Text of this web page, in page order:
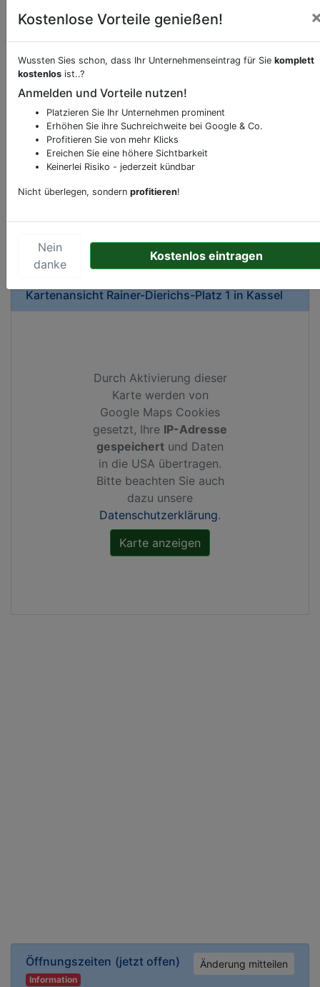
Öffnungszeiten (jetzt offen) Änderung mitteilen
Information
Beschreibung & Services von
Sie möchten eine Beschreibung, Dienstleistung
oder andere relevante Informationen hinzufügen?
Klicken Sie bittehierum uns zu kontaktieren.
Gerne erweitern wir Ihren Firmeneintrag um
Sonderangebote odere besondere Services, die
Ihren Wettbewerbern abheben.
Kartenansicht Rainer-Dierichs-Platz 1 in Kassel
Durch Aktivierung dieser
Karte werden von
Google Maps Cookies
gesetzt, Ihre IP-Adresse
gespeichert und Daten
in die USA übertragen.
Bitte beachten Sie auch
dazu unsere
Datenschutzerklärung.
Kostenlose Vorteile genießen!
Wussten Sies schon, dass Ihr Unternehmenseintrag für Sie komplett
kostenlos ist..?
Anmelden und Vorteile nutzen!
Platzieren Sie Ihr Unternehmen prominent
Erhöhen Sie ihre Suchreichweite bei Google & Co.
Profitieren Sie von mehr Klicks
Ereichen Sie eine höhere Sichtbarkeit
Keinerlei Risiko - jederzeit kündbar
Nicht überlegen, sondern profitieren!
Nein
danke
Kostenlos eintragen